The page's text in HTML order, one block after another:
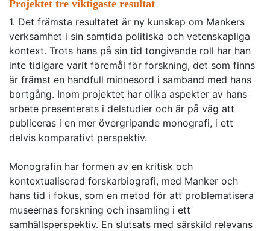
Projektet tre viktigaste resultat
1. Det främsta resultatet är ny kunskap om Mankers
verksamhet i sin samtida politiska och vetenskapliga
kontext. Trots hans på sin tid tongivande roll har han
inte tidigare varit föremål för forskning, det som finns
är främst en handfull minnesord i samband med hans
bortgång. Inom projektet har olika aspekter av hans
arbete presenterats i delstudier och är på väg att
publiceras i en mer övergripande monografi, i ett
delvis komparativt perspektiv.
Monografin har formen av en kritisk och
kontextualiserad forskarbiografi, med Manker och
hans tid i fokus, som en metod för att problematisera
museernas forskning och insamling i ett
samhällsperspektiv. En slutsats med särskild relevans